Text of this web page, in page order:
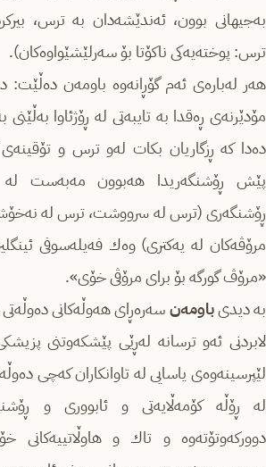
بەجیھانی بوون، ئەندێشەدان بە ترس،
ترس: پوختەیەكی ناكۆتا بۆ
ھەر لەبارەی ئەم گۆڕانەوە باومەن
مۆدێرنەی ڕەقدا بە تایبەتی لە ڕۆژئاوا بەڵێنی
دەدا كە ڕزگاریان بكات لەو ترس و
پێش ڕۆشنگەریدا ھەبوون مەبەست لە
ڕۆشنگەری (ترس لە سرووشت، ترس لە
مرۆڤەكان لە یەكتری) وەك فەیلەسوفی
«مرۆڤ گورگە بۆ برای مرۆڤی خۆی».
بە دیدیباومەنسەرەڕای ھەوڵەكانی
لابردنی ئەو ترسانە لەڕێی پێشكەوتنی
لێپرسینەوەی یاسایی لە تاوانكاران كەچی
لە ڕۆڵە كۆمەڵایەتی و ئابووری و
دووركەوتۆتەوە و تاك و ھاوڵاتییەكانی